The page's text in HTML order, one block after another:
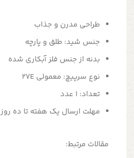
طراحی مدرن و جذاب
جنس شید: طلق و پارچه
بدنه از جنس فلز آبکاری شده
نوع سرپیچ: معمولی 27E
تعداد: 1 عدد
مهلت ارسال یک هفته تا ده روز
مقالات مرتبط: